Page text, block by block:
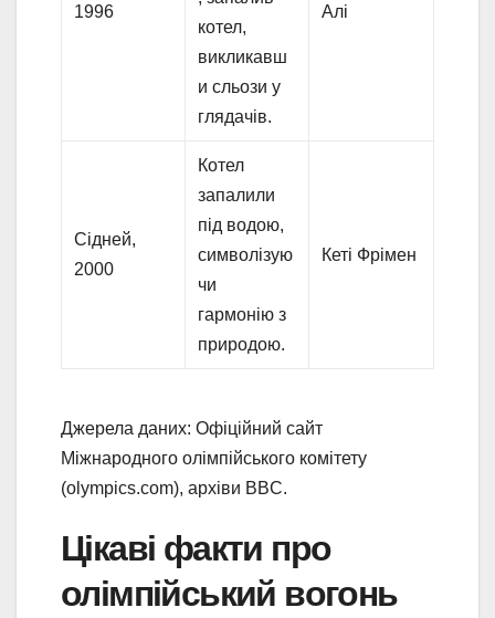
1996
котел,
викликавш
и сльози у
глядачів.
Алі
Сідней,
2000
Котел
запалили
під водою,
символізую
чи
гармонію з
природою.
Кеті Фрімен
Джерела даних: Офіційний сайт
Міжнародного олімпійського комітету
(olympics.com), архіви BBC.
Цікаві факти про
олімпійський вогонь